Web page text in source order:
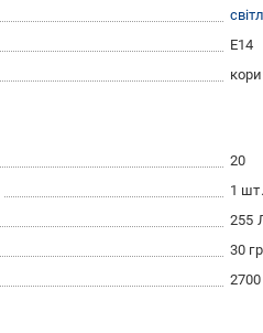
E14
20
1 шт.
255
30